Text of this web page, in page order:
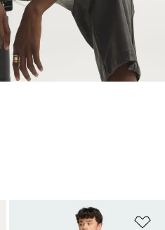
Dodaj do listy życzeń